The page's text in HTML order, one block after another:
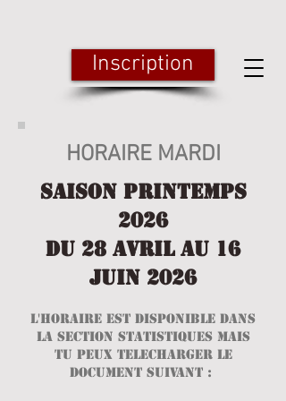
Inscription
HORAIRE MARDI
​Saison PRINTEMPS
2026​
DU 28 AVRIl AU 16
JUIN 2026​
l'HORAIRE EST DISPONIBLE DANS
LA SECTION sTATISTIQUES mais
tu peux telecharger le
document suivant :